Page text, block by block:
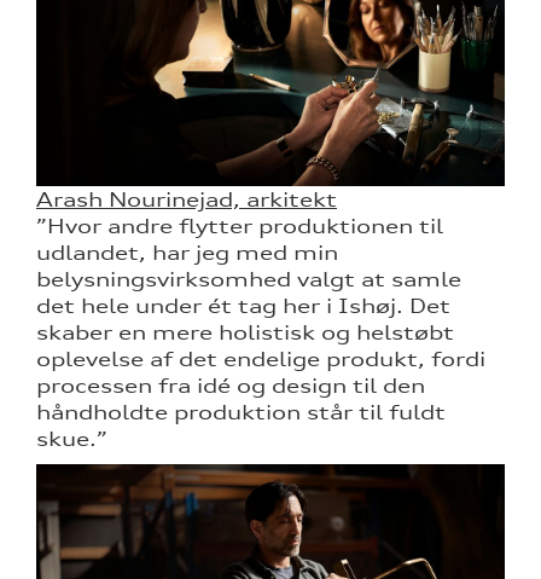
Arash Nourinejad, arkitekt
”Hvor andre flytter produktionen til
udlandet, har jeg med min
belysningsvirksomhed valgt at samle
det hele under ét tag her i Ishøj. Det
skaber en mere holistisk og helstøbt
oplevelse af det endelige produkt, fordi
processen fra idé og design til den
håndholdte produktion står til fuldt
skue.”